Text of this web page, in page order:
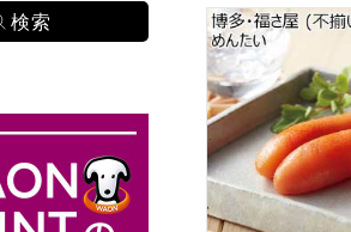
博多・福さ屋 (